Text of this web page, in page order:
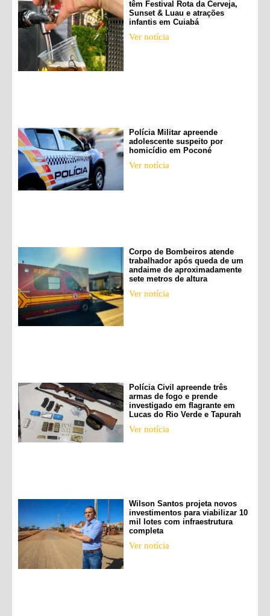
têm Festival Rota da Cerveja,
Sunset & Luau e atrações
infantis em Cuiabá
Ver notícia
Polícia Militar apreende
adolescente suspeito por
homicídio em Poconé
Ver notícia
Corpo de Bombeiros atende
trabalhador após queda de um
andaime de aproximadamente
sete metros de altura
Ver notícia
Polícia Civil apreende três
armas de fogo e prende
investigado em flagrante em
Lucas do Rio Verde e Tapurah
Ver notícia
Wilson Santos projeta novos
investimentos para viabilizar 10
mil lotes com infraestrutura
completa
Ver notícia